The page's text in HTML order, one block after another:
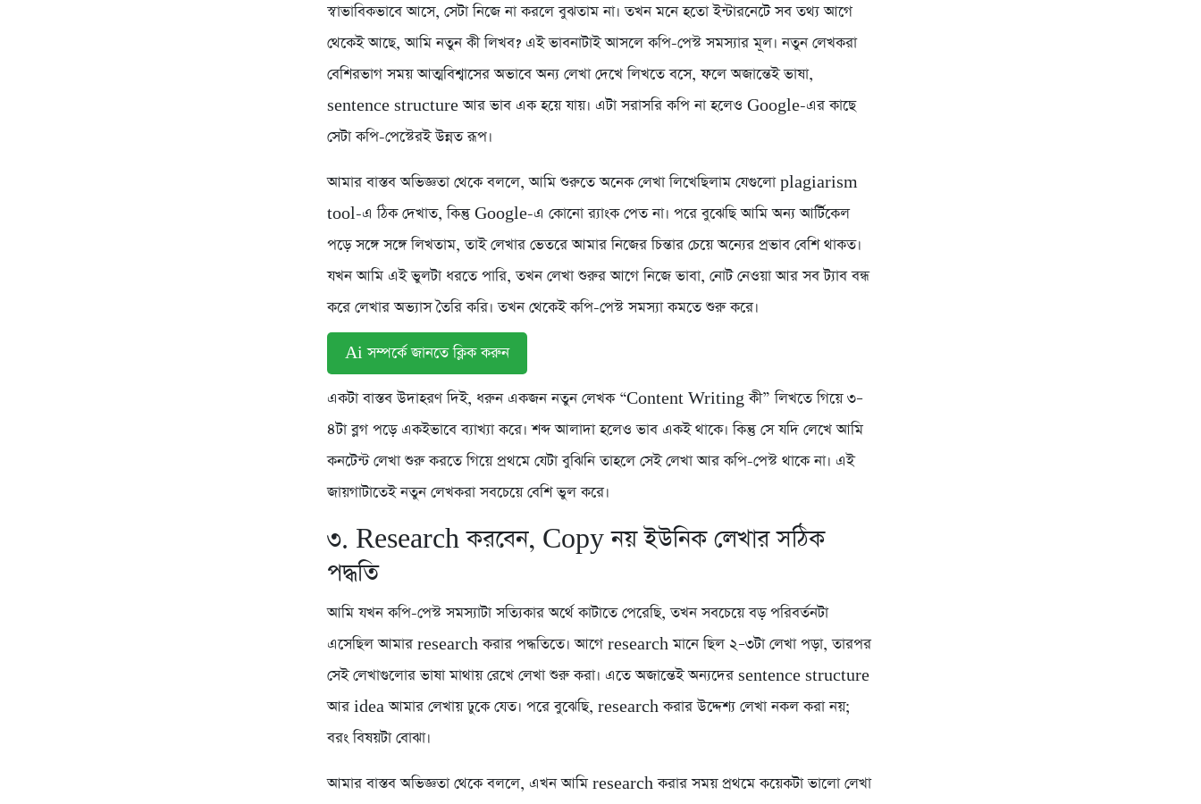
স্বাভাবিকভাবে আসে, সেটা নিজে না করলে বুঝতাম না। তখন মনে হতো ইন্টারনেটে সব তথ্য আগে
থেকেই আছে, আমি নতুন কী লিখব? এই ভাবনাটাই আসলে কপি-পেস্ট সমস্যার মূল। নতুন লেখকরা
বেশিরভাগ সময় আত্মবিশ্বাসের অভাবে অন্য লেখা দেখে লিখতে বসে, ফলে অজান্তেই ভাষা,
sentence structure আর ভাব এক হয়ে যায়। এটা সরাসরি কপি না হলেও Google-এর কাছে
সেটা কপি-পেস্টেরই উন্নত রূপ।
আমার বাস্তব অভিজ্ঞতা থেকে বললে, আমি শুরুতে অনেক লেখা লিখেছিলাম যেগুলো plagiarism
tool-এ ঠিক দেখাত, কিন্তু Google-এ কোনো র‍্যাংক পেত না। পরে বুঝেছি আমি অন্য আর্টিকেল
পড়ে সঙ্গে সঙ্গে লিখতাম, তাই লেখার ভেতরে আমার নিজের চিন্তার চেয়ে অন্যের প্রভাব বেশি থাকত।
যখন আমি এই ভুলটা ধরতে পারি, তখন লেখা শুরুর আগে নিজে ভাবা, নোট নেওয়া আর সব ট্যাব বন্ধ
করে লেখার অভ্যাস তৈরি করি। তখন থেকেই কপি-পেস্ট সমস্যা কমতে শুরু করে।
Ai সম্পর্কে জানতে ক্লিক করুন
একটা বাস্তব উদাহরণ দিই, ধরুন একজন নতুন লেখক “Content Writing কী” লিখতে গিয়ে ৩–
৪টা ব্লগ পড়ে একইভাবে ব্যাখ্যা করে। শব্দ আলাদা হলেও ভাব একই থাকে। কিন্তু সে যদি লেখে আমি
কনটেন্ট লেখা শুরু করতে গিয়ে প্রথমে যেটা বুঝিনি তাহলে সেই লেখা আর কপি-পেস্ট থাকে না। এই
জায়গাটাতেই নতুন লেখকরা সবচেয়ে বেশি ভুল করে।
৩. Research করবেন, Copy নয় ইউনিক লেখার সঠিক
পদ্ধতি
আমি যখন কপি-পেস্ট সমস্যাটা সত্যিকার অর্থে কাটাতে পেরেছি, তখন সবচেয়ে বড় পরিবর্তনটা
এসেছিল আমার research করার পদ্ধতিতে। আগে research মানে ছিল ২–৩টা লেখা পড়া, তারপর
সেই লেখাগুলোর ভাষা মাথায় রেখে লেখা শুরু করা। এতে অজান্তেই অন্যদের sentence structure
আর idea আমার লেখায় ঢুকে যেত। পরে বুঝেছি, research করার উদ্দেশ্য লেখা নকল করা নয়;
বরং বিষয়টা বোঝা।
আমার বাস্তব অভিজ্ঞতা থেকে বললে, এখন আমি research করার সময় প্রথমে কয়েকটা ভালো লেখা